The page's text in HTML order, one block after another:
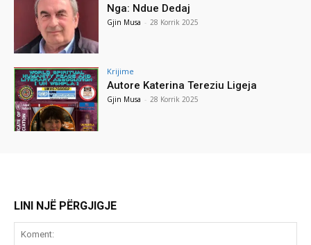
Nga: Ndue Dedaj
Gjin Musa - 28 Korrik 2025
Krijime
Autore Katerina Tereziu Ligeja
Gjin Musa - 28 Korrik 2025
LINI NJË PËRGJIGJE